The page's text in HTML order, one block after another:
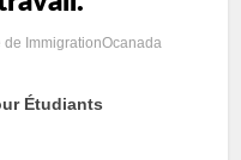
de ImmigrationOcanada
Étudiants